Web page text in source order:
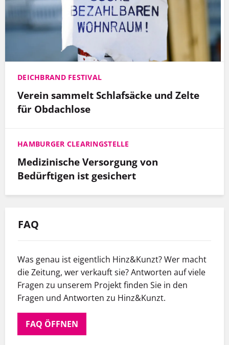
DEICHBRAND FESTIVAL
Verein sammelt Schlafsäcke und Zelte
für Obdachlose
HAMBURGER CLEARINGSTELLE
Medizinische Versorgung von
Bedürftigen ist gesichert
FAQ
Was genau ist eigentlich Hinz&Kunzt? Wer macht
die Zeitung, wer verkauft sie? Antworten auf viele
Fragen zu unserem Projekt finden Sie in den
Fragen und Antworten zu Hinz&Kunzt.
FAQ ÖFFNEN